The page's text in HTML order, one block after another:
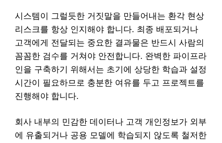
시스템이 그럴듯한 거짓말을 만들어내는 환각 현상
리스크를 항상 인지해야 합니다. 최종 배포되거나
고객에게 전달되는 중요한 결과물은 반드시 사람의
꼼꼼한 검수를 거쳐야 안전합니다. 완벽한 파이프라
인을 구축하기 위해서는 초기에 상당한 학습과 설정
시간이 필요하므로 충분한 여유를 두고 프로젝트를
진행해야 합니다.
회사 내부의 민감한 데이터나 고객 개인정보가 외부
에 유출되거나 공용 모델에 학습되지 않도록 철저한